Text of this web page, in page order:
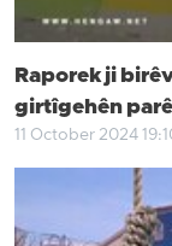
Raporek ji
girtîgehên
11 October 2024